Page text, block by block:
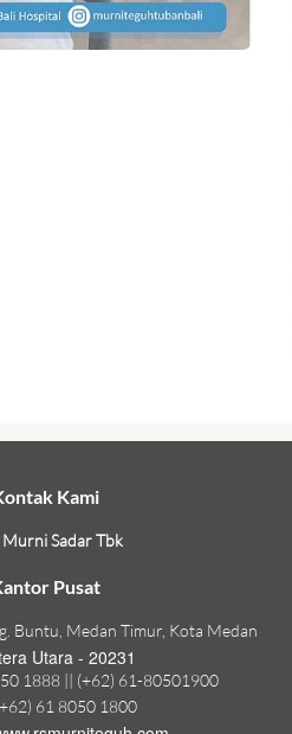
Kami
Murni Sadar Tbk
Pusat
Buntu, Medan Timur, Kota Medan
Utara - 20231
1888 || (+62) 61-80501900
61 8050 1800